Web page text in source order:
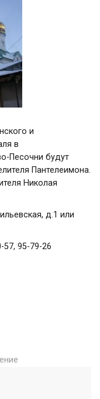
и
в
Песочни будут
Пантелеимона.
Николая
д.1 или
57, 95-79-26